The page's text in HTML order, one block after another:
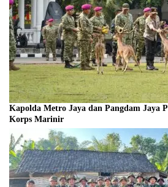
Kapolda Metro Jaya dan Pangdam Jaya
Korps Marinir